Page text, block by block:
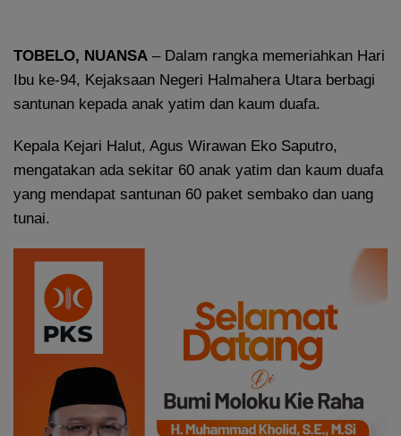
TOBELO, NUANSA – Dalam rangka memeriahkan Hari
Ibu ke-94, Kejaksaan Negeri Halmahera Utara berbagi
santunan kepada anak yatim dan kaum duafa.
Kepala Kejari Halut, Agus Wirawan Eko Saputro,
mengatakan ada sekitar 60 anak yatim dan kaum duafa
yang mendapat santunan 60 paket sembako dan uang
tunai.